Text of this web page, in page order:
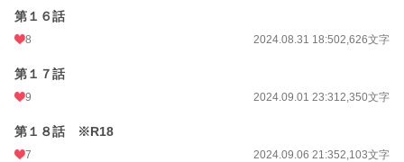
第１６話
8 2024.08.31 18:502,626文字
第１７話
9 2024.09.01 23:312,350文字
第１８話 ※R18
7 2024.09.06 21:352,103文字